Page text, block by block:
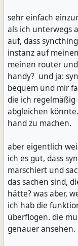
sehr einfach
als ich unterwegs
auf, dass
instanz auf
meinen router
handy? und ja:
bequem und mir
die ich
abgleichen
hand zu machen.
aber eigentlich
ich es gut, dass
marschiert und
das sachen sind,
hätte? was aber,
ich hab die
überflogen. die
genauer ansehen.